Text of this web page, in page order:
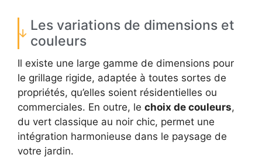
Les variations de dimensions et
couleurs
Il existe une large gamme de dimensions pour
le grillage rigide, adaptée à toutes sortes de
propriétés, qu’elles soient résidentielles ou
commerciales. En outre, le choix de couleurs,
du vert classique au noir chic, permet une
intégration harmonieuse dans le paysage de
votre jardin.